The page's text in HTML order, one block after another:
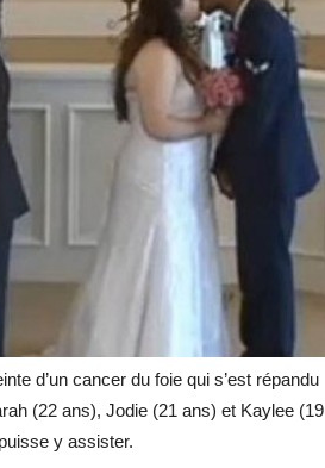
d’un cancer du foie qui s’est répandu
(22 ans), Jodie (21 ans) et Kaylee (19
y assister.